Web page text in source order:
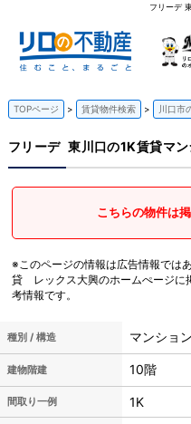
フリーデ
TOPページ 賃貸物件検索 川口市
フリーデ 東川口の1K賃貸マ
こちらの物件は
※このページの情報は広告情報では
貸 レックス大興のホームぺージに
考情報です。
種別 / 構造 マンショ
建物階建 10階
間取り一例 1K